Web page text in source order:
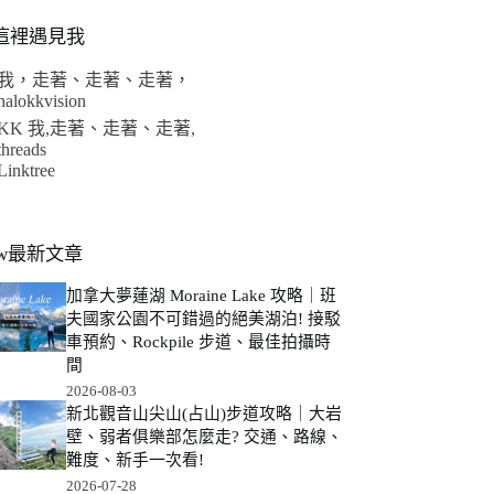
裡遇見我
，走著、走著、走著，
我,走著、走著、走著,
最新文章
加拿大夢蓮湖 Moraine Lake 攻略｜班
夫國家公園不可錯過的絕美湖泊! 接駁
車預約、Rockpile 步道、最佳拍攝時
間
2026-08-03
新北觀音山尖山(占山)步道攻略｜大岩
壁、弱者俱樂部怎麼走? 交通、路線、
難度、新手一次看!
2026-07-28